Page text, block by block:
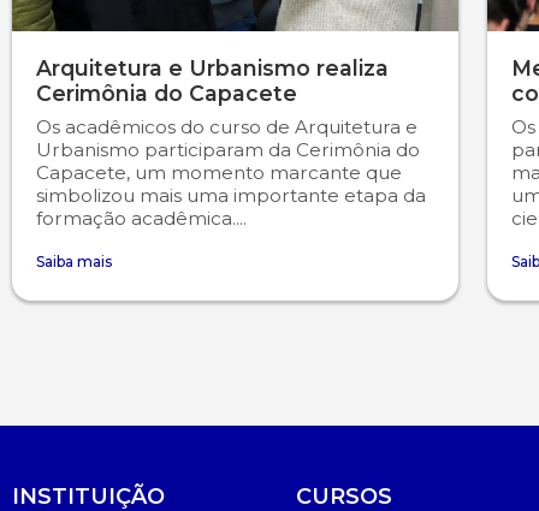
Arquitetura e Urbanismo realiza
Cerimônia do Capacete
Os acadêmicos do curso de Arquitetura e
Urbanismo participaram da Cerimônia do
Capacete, um momento marcante que
simbolizou mais uma importante etapa da
formação acadêmica....
Saiba mais
INSTITUIÇÃO CURSOS